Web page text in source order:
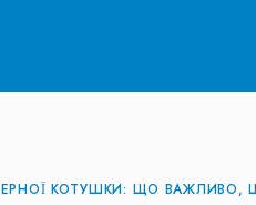
КОТУШКИ: ЩО ВАЖЛИВО,